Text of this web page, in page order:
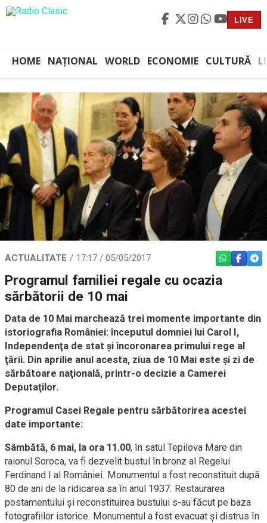
LIVE
HOME NAȚIONAL WORLD ECONOMIE CULTURĂ
ACTUALITATE 17:17 / 05/05/2017 WHATSAPP
Programul familiei regale cu ocazia
sărbătorii de 10 mai
Data de 10 Mai marchează trei momente importante din
istoriografia României: începutul domniei lui Carol I,
Independenţa de stat şi încoronarea primului rege al
ţării. Din aprilie anul acesta, ziua de 10 Mai este şi zi de
sărbătoare naţională, printr-o decizie a Camerei
Deputaţilor.
Programul Casei Regale pentru sărbătorirea acestei
date importante:
Sâmbătă, 6 mai, la ora 11.00, în satul Tepilova Mare din
raionul Soroca, va fi dezvelit bustul în bronz al Regelui
Ferdinand I al României. Monumentul a fost reconstituit după
80 de ani de la ridicarea sa în anul 1937. Restaurarea
postamentului şi reconstituirea bustului s-au făcut pe baza
fotografiilor istorice. Monumentul a fost evacuat şi distrus în